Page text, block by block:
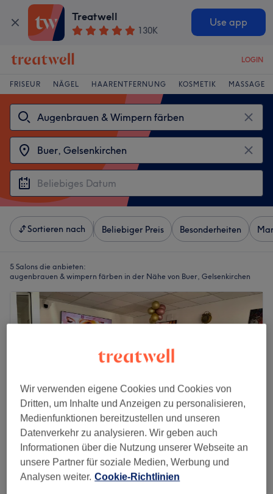
Treatwell
130K
Use app
LOGIN
FRISEUR NÄGEL HAARENTFERNUNG KOSMETIK MASSAGE
Sortieren nach Beliebiger Preis Besonderheiten
5 Salons die anbieten:
augenbrauen & wimpern färben in der Nähe von Buer, Gelsenkirchen
Ellybel Kosmetik und Nagelstudio
4,8
417 Bewertungen
Wir verwenden eigene Cookies und Cookies von
Dritten, um Inhalte und Anzeigen zu personalisieren,
Medienfunktionen bereitzustellen und unseren
Datenverkehr zu analysieren. Wir geben auch
Informationen über die Nutzung unserer Webseite an
unsere Partner für soziale Medien, Werbung und
Analysen weiter. Cookie-Richtlinien